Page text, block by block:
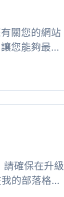
關您的網站
您能夠最佳
確保在升級
的部落格中